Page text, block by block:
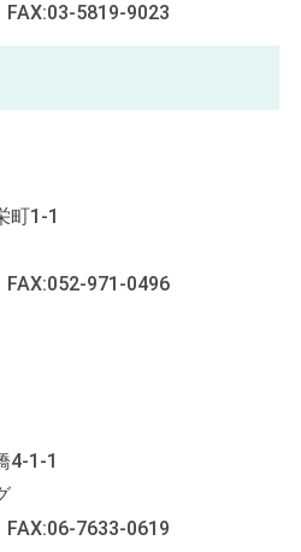
FAX:03-5819-9023
町1-1
FAX:052-971-0496
4-1-1
FAX:06-7633-0619